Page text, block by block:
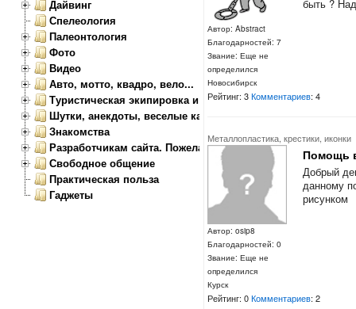
Автор: Abstract
Благодарностей: 7
Звание: Еще не
определился
Новосибирск
быть ?
Рейтинг: 3Комментариев: 4
Металлопластика, крестики, иконки
Автор: osip8
Благодарностей: 0
Звание: Еще не
определился
Курск
Помощь
Добрый
данному
рисунком
Рейтинг: 0Комментариев: 2
Дайвинг
Спелеология
Палеонтология
Фото
Видео
Авто, мотто, квадро, вело...
Туристическая экипировка и снаряжение
Шутки, анекдоты, веселые картинки
Знакомства
Разработчикам сайта. Пожелания, замечания.
Свободное общение
Практическая польза
Гаджеты